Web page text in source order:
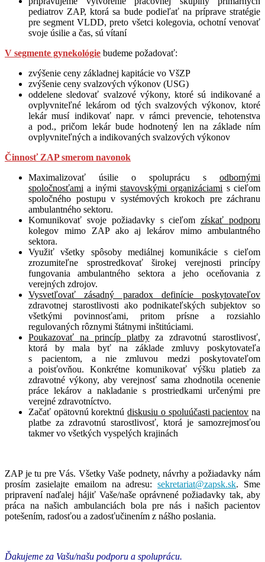
pediatrov ZAP, ktorá sa bude podieľať na príprave stratégie
pre segment VLDD, preto všetci kolegovia, ochotní venovať
svoje úsilie a čas, sú vítaní
V segmente gynekológie budeme požadovať:
zvýšenie ceny základnej kapitácie vo VšZP
zvýšenie ceny svalzových výkonov (USG)
oddelene sledovať svalzové výkony, ktoré sú indikované a
ovplyvniteľné lekárom od tých svalzových výkonov, ktoré
lekár musí indikovať napr. v rámci prevencie, tehotenstva
a pod., pričom lekár bude hodnotený len na základe ním
ovplyvniteľných a indikovaných svalzových výkonov
Činnosť ZAP smerom navonok
Maximalizovať úsilie o spoluprácu s odbornými
spoločnosťami a inými stavovskými organizáciami s cieľom
spoločného postupu v systémových krokoch pre záchranu
ambulantného sektoru.
Komunikovať svoje požiadavky s cieľomzískať podporu
kolegov mimo ZAP ako aj lekárov mimo ambulantného
sektora.
Využiť všetky spôsoby mediálnej komunikácie s cieľom
zrozumiteľne sprostredkovať širokej verejnosti princípy
fungovania ambulantného sektora a jeho oceňovania z
verejných zdrojov.
Vysvetľovať zásadný paradox definície poskytovateľov
zdravotnej starostlivosti ako podnikateľských subjektov so
všetkými povinnosťami, pritom prísne a rozsiahlo
regulovaných rôznymi štátnymi inštitúciami.
Poukazovať na princíp platbyza zdravotnú starostlivosť,
ktorá by mala byť na základe zmluvy poskytovateľa
s pacientom, a nie zmluvou medzi poskytovateľom
a poisťovňou. Konkrétne komunikovať výšku platieb za
zdravotné výkony, aby verejnosť sama zhodnotila ocenenie
práce lekárov a nakladanie s prostriedkami určenými pre
verejné zdravotníctvo.
Začať opätovnú korektnúdiskusiu o spoluúčasti pacientov na
platbe za zdravotnú starostlivosť, ktorá je samozrejmosťou
takmer vo všetkých vyspelých krajinách
ZAP je tu pre Vás. Všetky Vaše podnety, návrhy a požiadavky nám
prosím zasielajte emailom na adresu:sekretariat@zapsk.sk. Sme
pripravení naďalej hájiť Vaše/naše oprávnené požiadavky tak, aby
práca na našich ambulanciách bola pre nás i našich pacientov
potešením, radosťou a zadosťučinením z nášho poslania.
Ďakujeme za Vašu/našu podporu a spoluprácu.